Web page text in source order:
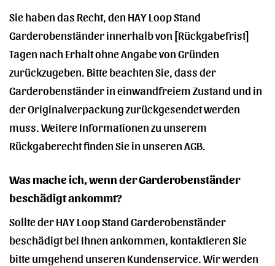
Sie haben das Recht, den HAY Loop Stand
Garderobenständer innerhalb von [Rückgabefrist]
Tagen nach Erhalt ohne Angabe von Gründen
zurückzugeben. Bitte beachten Sie, dass der
Garderobenständer in einwandfreiem Zustand und in
der Originalverpackung zurückgesendet werden
muss. Weitere Informationen zu unserem
Rückgaberecht finden Sie in unseren AGB.
Was mache ich, wenn der Garderobenständer
beschädigt ankommt?
Sollte der HAY Loop Stand Garderobenständer
beschädigt bei Ihnen ankommen, kontaktieren Sie
bitte umgehend unseren Kundenservice. Wir werden